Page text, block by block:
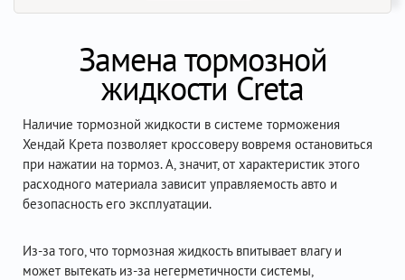
Замена тормозной
жидкости Creta
Наличие тормозной жидкости в системе торможения
Хендай Крета позволяет кроссоверу вовремя остановиться
при нажатии на тормоз. А, значит, от характеристик этого
расходного материала зависит управляемость авто и
безопасность его эксплуатации.
Из-за того, что тормозная жидкость впитывает влагу и
может вытекать из-за негерметичности системы,